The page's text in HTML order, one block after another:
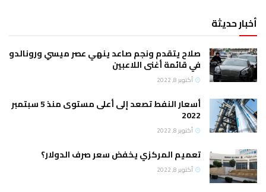
أخبار حديثة
صلاح يتقدم ونجم صاعد ينهي عصر ميسي ورونالدو
في قائمة أغنى اللاعبين
أكتوبر 8, 2022
أسعار النفط تصعد إلى أعلى مستوى منذ 5 سبتمبر
2022
أكتوبر 8, 2022
تعميم المركزي يخفض سعر صرف الدولار؟
أكتوبر 8, 2022